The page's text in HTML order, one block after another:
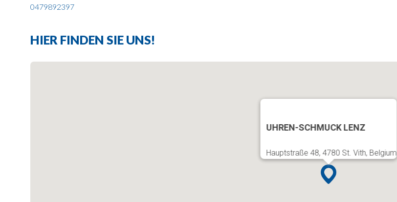
0479892397
HIER FINDEN SIE UNS!
UHREN-SCHMUCK LENZ
Hauptstraße 48, 4780 St. Vith, Belgium